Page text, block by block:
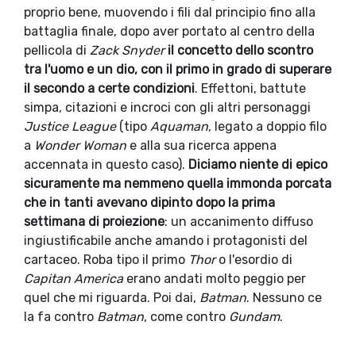
proprio bene, muovendo i fili dal principio fino alla
battaglia finale, dopo aver portato al centro della
pellicola di Zack Snyder il concetto dello scontro
tra l'uomo e un dio, con il primo in grado di superare
il secondo a certe condizioni. Effettoni, battute
simpa, citazioni e incroci con gli altri personaggi
Justice League(tipo Aquaman, legato a doppio filo
a Wonder Woman e alla sua ricerca appena
accennata in questo caso). Diciamo niente di epico
sicuramente ma nemmeno quella immonda porcata
che in tanti avevano dipinto dopo la prima
settimana di proiezione: un accanimento diffuso
ingiustificabile anche amando i protagonisti del
cartaceo. Roba tipo il primo Thoro l'esordio di
Capitan Americaerano andati molto peggio per
quel che mi riguarda. Poi dai, Batman. Nessuno ce
la fa contro Batman, come contro Gundam.